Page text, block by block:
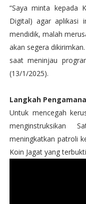
“Saya minta kepada
Digital) agar aplikasi
mendidik, malah
akan segera
saat meninjau
(13/1/2025).
Langkah
Untuk mencegah
menginstruksikan
meningkatkan patroli
Koin Jagat yang